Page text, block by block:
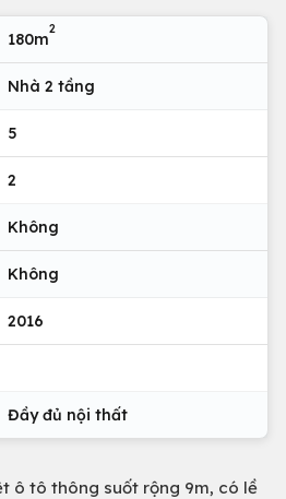
180m
2
Nhà 2 tầng
5
2
Không
Không
2016
Đầy đủ nội thất
ô tô thông suốt rộng 9m, có lề